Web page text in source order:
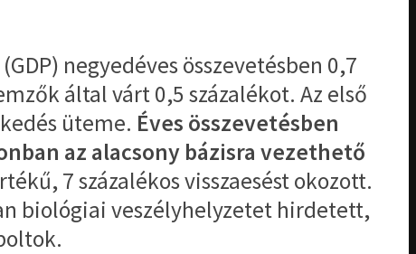
negyedéves összevetésben 0,7
által várt 0,5 százalékot. Az első
üteme. Éves összevetésben
az alacsony bázisra vezethető
7 százalékos visszaesést okozott.
biológiai veszélyhelyzetet hirdetett,